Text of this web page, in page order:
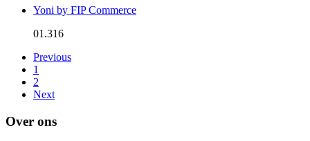
Yoni by FIP Commerce
01.316
Previous
1
2
Next
Over ons